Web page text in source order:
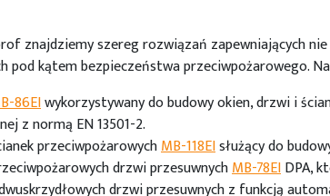
znajdziemy szereg rozwiązań zapewniających
pod kątem bezpieczeństwa przeciwpożarowego.
86EIwykorzystywany do budowy okien, drzwi i
z normą EN 13501-2.
przeciwpożarowychMB-118EIsłużący do
drzwi przesuwnychMB-78EIDPA,
drzwi przesuwnych z funkcją